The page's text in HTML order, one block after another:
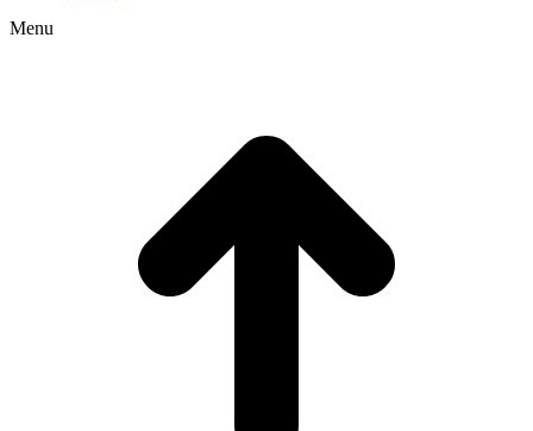
Menu